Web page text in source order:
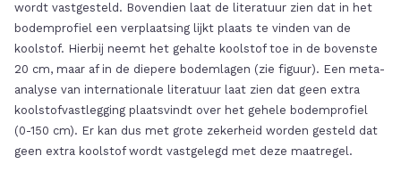
wordt vastgesteld. Bovendien laat de literatuur zien dat in het
bodemprofiel een verplaatsing lijkt plaats te vinden van de
koolstof. Hierbij neemt het gehalte koolstof toe in de bovenste
20 cm, maar af in de diepere bodemlagen (zie figuur). Een meta-
analyse van internationale literatuur laat zien dat geen extra
koolstofvastlegging plaatsvindt over het gehele bodemprofiel
(0-150 cm). Er kan dus met grote zekerheid worden gesteld dat
geen extra koolstof wordt vastgelegd met deze maatregel.